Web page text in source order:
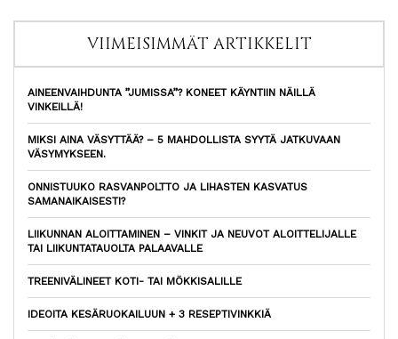
VIIMEISIMMÄT ARTIKKELIT
AINEENVAIHDUNTA ”JUMISSA”? KONEET KÄYNTIIN NÄILLÄ
VINKEILLÄ!
MIKSI AINA VÄSYTTÄÄ? – 5 MAHDOLLISTA SYYTÄ JATKUVAAN
VÄSYMYKSEEN.
ONNISTUUKO RASVANPOLTTO JA LIHASTEN KASVATUS
SAMANAIKAISESTI?
LIIKUNNAN ALOITTAMINEN – VINKIT JA NEUVOT ALOITTELIJALLE
TAI LIIKUNTATAUOLTA PALAAVALLE
TREENIVÄLINEET KOTI- TAI MÖKKISALILLE
IDEOITA KESÄRUOKAILUUN + 3 RESEPTIVINKKIÄ